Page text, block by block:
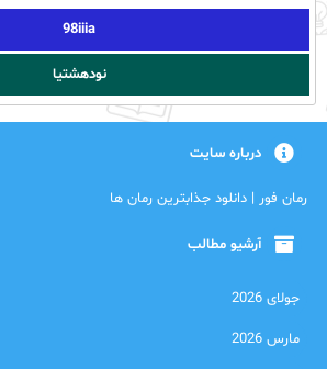
98iiia
نودهشتیا
درباره سایت
رمان فور | دانلود جذابترین رمان ها
آرشیو مطالب
جولای 2026
مارس 2026